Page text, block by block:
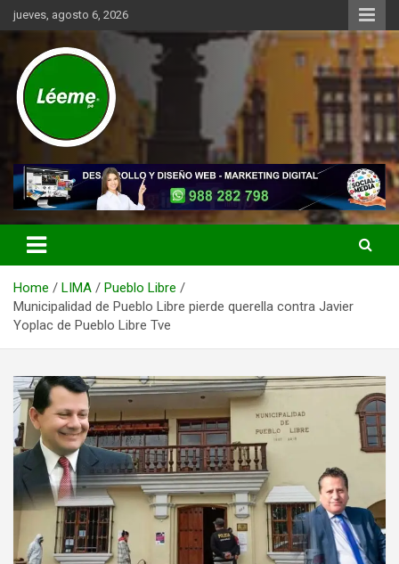
Skip
to
jueves, agosto 6, 2026
Léeme.pe
Noticias de actualidad del mundo distrital, vecinal, municipal y de
negocios a nivel de Lima Metropolitana, sin descuidar las noticias
de alcance nacional.
Home LIMA
Pueblo Libre
Municipalidad de Pueblo Libre pierde querella contra Javier
Yoplac de Pueblo Libre Tve